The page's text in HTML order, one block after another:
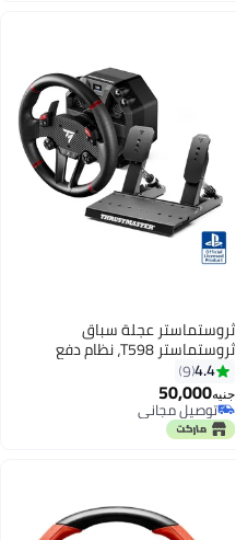
ثروستماستر عجلة سباق
ثروستماستر T598، نظام دفع
محوري مباشر مع ردود فعل القوة
لجهاز PS5، PS4، الكمبيوتر الشخصي
4.4
9
جنيه50,000
توصيل مجاني
توصيل مجاني